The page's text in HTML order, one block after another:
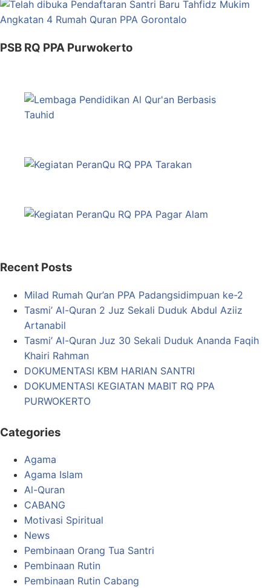
PSB RQ PPA Purwokerto
Recent Posts
Milad Rumah Qur’an PPA Padangsidimpuan ke-2
Tasmi’ Al-Quran 2 Juz Sekali Duduk Abdul Aziiz
Artanabil
Tasmi’ Al-Quran Juz 30 Sekali Duduk Ananda Faqih
Khairi Rahman
DOKUMENTASI KBM HARIAN SANTRI
DOKUMENTASI KEGIATAN MABIT RQ PPA
PURWOKERTO
Categories
Agama
Agama Islam
Al-Quran
CABANG
Motivasi Spiritual
News
Pembinaan Orang Tua Santri
Pembinaan Rutin
Pembinaan Rutin Cabang